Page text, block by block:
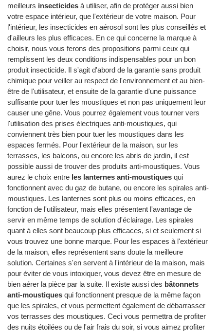
meilleurs insecticides à utiliser, afin de protéger aussi bien
votre espace intérieur, que l'extérieur de votre maison. Pour
l'intérieur, les insecticides en aérosol sont les plus conseillés et
d'ailleurs les plus efficaces. En ce qui concerne la marque à
choisir, nous vous ferons des propositions parmi ceux qui
remplissent les deux conditions indispensables pour un bon
produit insecticide. Il s'agit d'abord de la garantie sans produit
chimique pour veiller au respect de l'environnement et au bien-
être de l'utilisateur, et ensuite de la garantie d'une puissance
suffisante pour tuer les moustiques et non pas uniquement leur
causer une gêne. Vous pourrez également vous tourner vers
l'utilisation des prises électriques anti-moustiques, qui
conviennent très bien pour tuer les moustiques dans les
espaces fermés. Pour l'extérieur de la maison, sur les
terrasses, les balcons, ou encore les abris de jardin, il est
possible aussi de trouver des produits anti-moustiques. Vous
aurez le choix entre les lanternes anti-moustiques qui
fonctionnent avec du gaz de butane, ou encore les spirales anti-
moustiques. Les lanternes sont plus ou moins efficaces, en
fonction de l'utilisateur, mais elles présentent l'avantage de
servir en même temps de solution d'éclairage. Les spirales
quant à elles sont beaucoup plus efficaces, si et seulement si
vous trouvez une bonne marque. Pour les espaces à l'extérieur
de la maison, elles représentent sans doute la meilleure
solution. Certaines s'en servent à l'intérieur de la maison, mais
pour éviter de vous intoxiquer, vous devez être en mesure de
bien aérer la pièce par la suite. Il existe aussi des bâtonnets
anti-moustiques qui fonctionnent presque de la même façon
que les spirales, et vous permettent également de débarrasser
vos terrasses des moustiques. Ceci vous permettra de profiter
des nuits étoilées ou de l'air frais du soir, si vous aimez profiter